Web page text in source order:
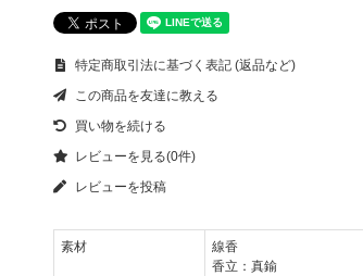
特定商取引法に基づく表記 (返品など)
この商品を友達に教える
買い物を続ける
レビューを見る(0件)
レビューを投稿
素材
線香
香立：真鍮